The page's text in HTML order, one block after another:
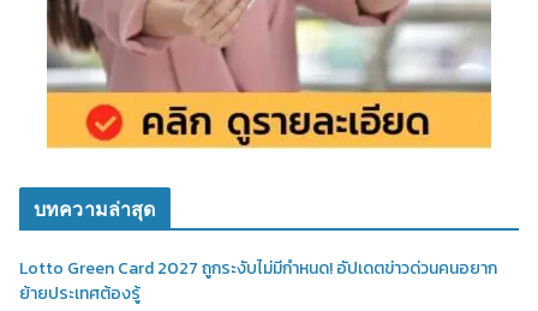
บทความล่าสุด
Lotto Green Card 2027 ถูกระงับไม่มีกำหนด! อัปเดตข่าวด่วนคนอยาก
ย้ายประเทศต้องรู้